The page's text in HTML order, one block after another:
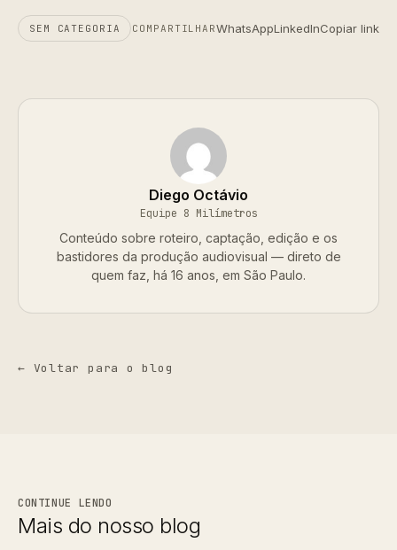
SEM CATEGORIA COMPARTILHARWhatsAppLinkedInCopiar link
Diego Octávio
Equipe 8 Milímetros
Conteúdo sobre roteiro, captação, edição e os
bastidores da produção audiovisual — direto de
quem faz, há 16 anos, em São Paulo.
← Voltar para o blog
CONTINUE LENDO
Mais do nosso blog